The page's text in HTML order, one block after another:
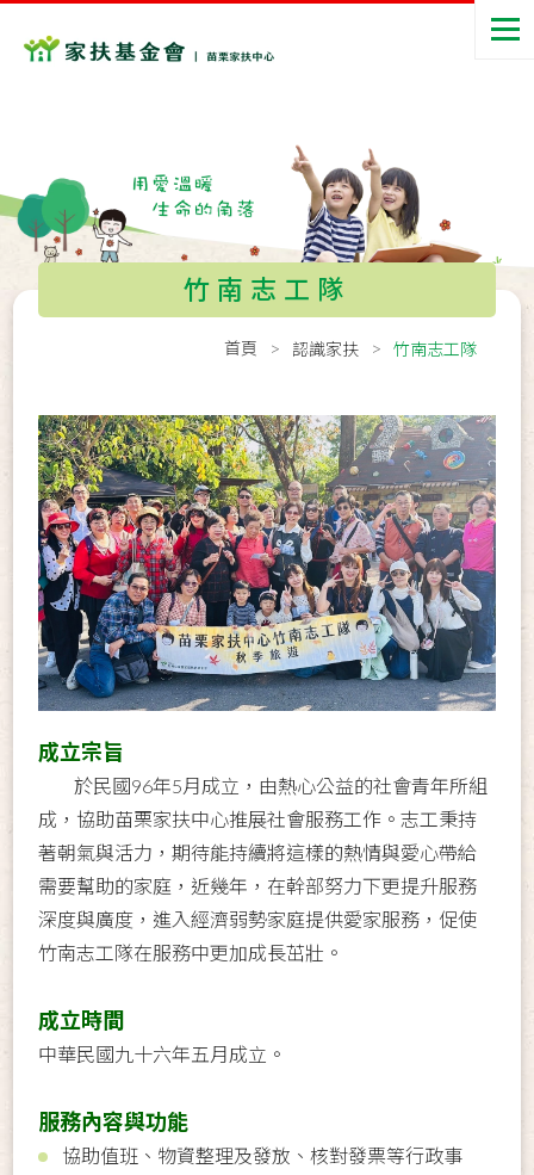
竹南志工隊
首頁 認識家扶 竹南志工隊
成立宗旨
於民國96年5月成立，由熱心公益的社會青年所組
成，協助苗栗家扶中心推展社會服務工作。志工秉持
著朝氣與活力，期待能持續將這樣的熱情與愛心帶給
需要幫助的家庭，近幾年，在幹部努力下更提升服務
深度與廣度，進入經濟弱勢家庭提供愛家服務，促使
竹南志工隊在服務中更加成長茁壯。
成立時間
中華民國九十六年五月成立。
服務內容與功能
協助值班、物資整理及發放、核對發票等行政事